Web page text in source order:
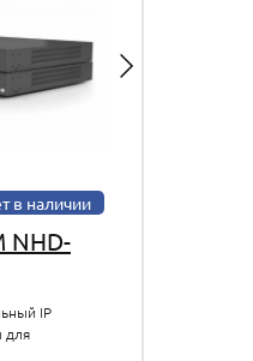
в наличии
NHD-
IP
для